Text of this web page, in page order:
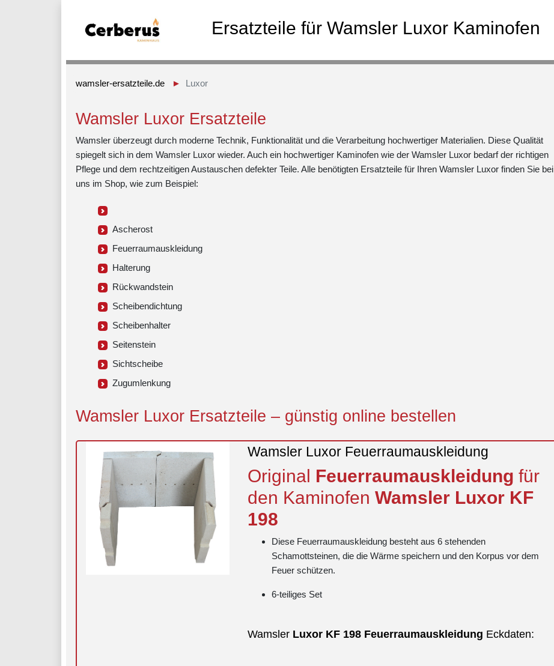
Ersatzteile für Wamsler Luxor Kaminofen
wamsler-ersatzteile.de Luxor
Wamsler Luxor Ersatzteile
Wamsler überzeugt durch moderne Technik, Funktionalität und die Verarbeitung hochwertiger Materialien. Diese Qualität
spiegelt sich in dem Wamsler Luxor wieder. Auch ein hochwertiger Kaminofen wie der Wamsler Luxor bedarf der richtigen
Pflege und dem rechtzeitigen Austauschen defekter Teile. Alle benötigten Ersatzteile für Ihren Wamsler Luxor finden Sie bei
uns im Shop, wie zum Beispiel:
Ascherost
Feuerraumauskleidung
Halterung
Rückwandstein
Scheibendichtung
Scheibenhalter
Seitenstein
Sichtscheibe
Zugumlenkung
Wamsler Luxor Ersatzteile – günstig online bestellen
Wamsler Luxor Feuerraumauskleidung
Original Feuerraumauskleidung für
den Kaminofen Wamsler Luxor KF
198
Diese Feuerraumauskleidung besteht aus 6 stehenden
Schamottsteinen, die die Wärme speichern und den Korpus vor dem
Feuer schützen.
6-teiliges Set
Wamsler Luxor KF 198 Feuerraumauskleidung Eckdaten: